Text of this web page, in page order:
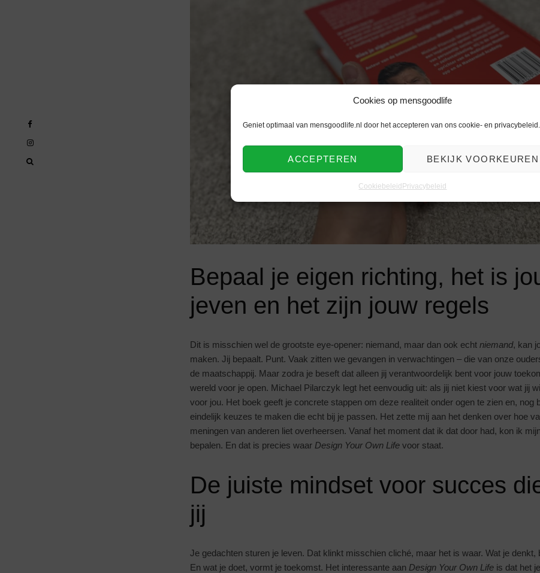
Cookies op mensgoodlife
Geniet optimaal van mensgoodlife.nl door het accepteren van ons cookie- en privacybeleid.
ACCEPTEREN BEKIJK VOORKEUREN
Cookiebeleid Privacybeleid
Bepaal je eigen richting, het is
jeven en het zijn jouw regels
Dit is misschien wel de grootste eye-opener: niemand, maar dan ook echt niemand, kan
maken. Jij bepaalt. Punt. Vaak zitten we gevangen in verwachtingen – die van onze
de maatschappij. Maar zodra je beseft dat alleen jij verantwoordelijk bent voor jouw
wereld voor je open. Michael Pilarczyk legt het eenvoudig uit: als jij niet kiest voor wat jij
voor jou. Het boek geeft je concrete stappen om deze realiteit onder ogen te zien en, nog
eindelijk keuzes te maken die echt bij je passen. Het zette mij aan het denken over hoe
meningen van anderen liet overheersen. Vanaf het moment dat ik dat door had, kon ik
bepalen. En dat is precies waar Design Your Own Life voor staat.
De juiste mindset voor succes
jij
Je gedachten sturen je leven. Dat klinkt misschien cliché, maar het is waar. Wat je denkt,
En wat je doet, vormt je toekomst. Het interessante aan Design Your Own Life is dat het